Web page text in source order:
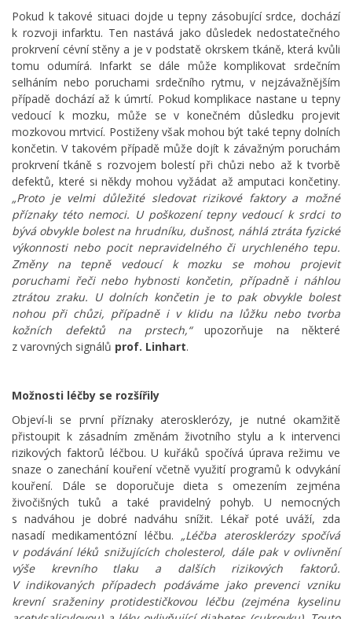
Pokud k takové situaci dojde u tepny zásobující srdce, dochází
k rozvoji infarktu. Ten nastává jako důsledek nedostatečného
prokrvení cévní stěny a je v podstatě okrskem tkáně, která kvůli
tomu odumírá. Infarkt se dále může komplikovat srdečním
selháním nebo poruchami srdečního rytmu, v nejzávažnějším
případě dochází až k úmrtí. Pokud komplikace nastane u tepny
vedoucí k mozku, může se v konečném důsledku projevit
mozkovou mrtvicí. Postiženy však mohou být také tepny dolních
končetin. V takovém případě může dojít k závažným poruchám
prokrvení tkáně s rozvojem bolestí při chůzi nebo až k tvorbě
defektů, které si někdy mohou vyžádat až amputaci končetiny.
„Proto je velmi důležité sledovat rizikové faktory a možné
příznaky této nemoci. U poškození tepny vedoucí k srdci to
bývá obvykle bolest na hrudníku, dušnost, náhlá ztráta fyzické
výkonnosti nebo pocit nepravidelného či urychleného tepu.
Změny na tepně vedoucí k mozku se mohou projevit
poruchami řeči nebo hybnosti končetin, případně i náhlou
ztrátou zraku. U dolních končetin je to pak obvykle bolest
nohou při chůzi, případně i v klidu na lůžku nebo tvorba
kožních defektů na prstech,“upozorňuje na některé
z varovných signálů prof. Linhart.
Možnosti léčby se rozšířily
Objeví-li se první příznaky aterosklerózy, je nutné okamžitě
přistoupit k zásadním změnám životního stylu a k intervenci
rizikových faktorů léčbou. U kuřáků spočívá úprava režimu ve
snaze o zanechání kouření včetně využití programů k odvykání
kouření. Dále se doporučuje dieta s omezením zejména
živočišných tuků a také pravidelný pohyb. U nemocných
s nadváhou je dobré nadváhu snížit. Lékař poté uváží, zda
nasadí medikamentózní léčbu. „Léčba aterosklerózy spočívá
v podávání léků snižujících cholesterol, dále pak v ovlivnění
výše krevního tlaku a dalších rizikových faktorů.
V indikovaných případech podáváme jako prevenci vzniku
krevní sraženiny protidestičkovou léčbu (zejména kyselinu